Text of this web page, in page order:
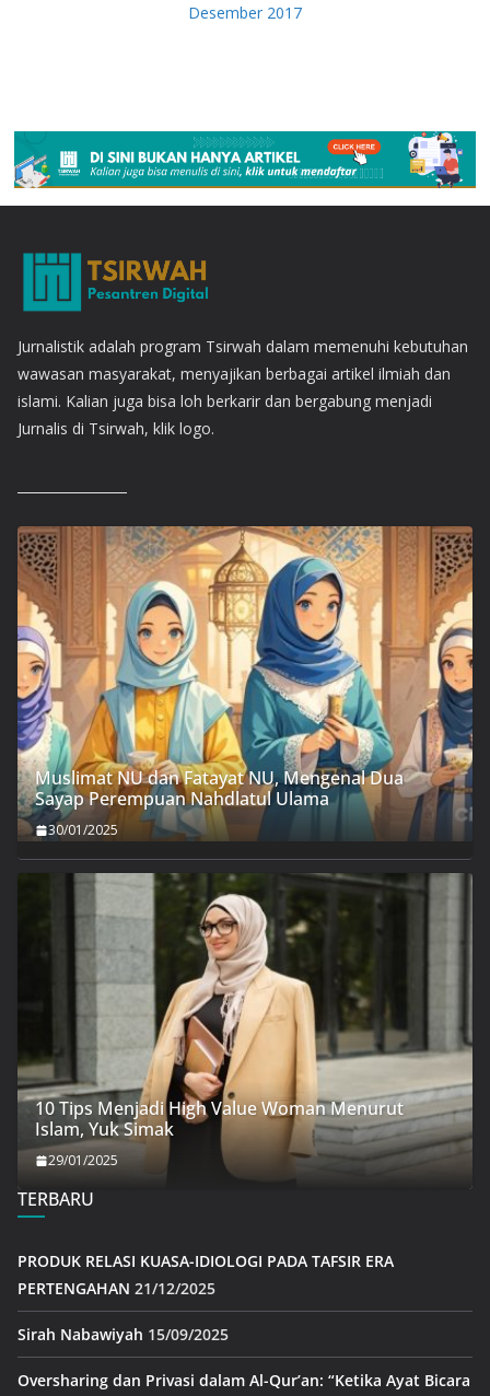
Desember 2017
Jurnalistik adalah program Tsirwah dalam memenuhi kebutuhan
wawasan masyarakat, menyajikan berbagai artikel ilmiah dan
islami. Kalian juga bisa loh berkarir dan bergabung menjadi
Jurnalis di Tsirwah, klik logo.
Muslimat NU dan Fatayat NU, Mengenal Dua
Sayap Perempuan Nahdlatul Ulama
30/01/2025
10 Tips Menjadi High Value Woman Menurut
Islam, Yuk Simak
29/01/2025
TERBARU
PRODUK RELASI KUASA-IDIOLOGI PADA TAFSIR ERA
PERTENGAHAN 21/12/2025
Sirah Nabawiyah 15/09/2025
Oversharing dan Privasi dalam Al-Qur’an: “Ketika Ayat Bicara